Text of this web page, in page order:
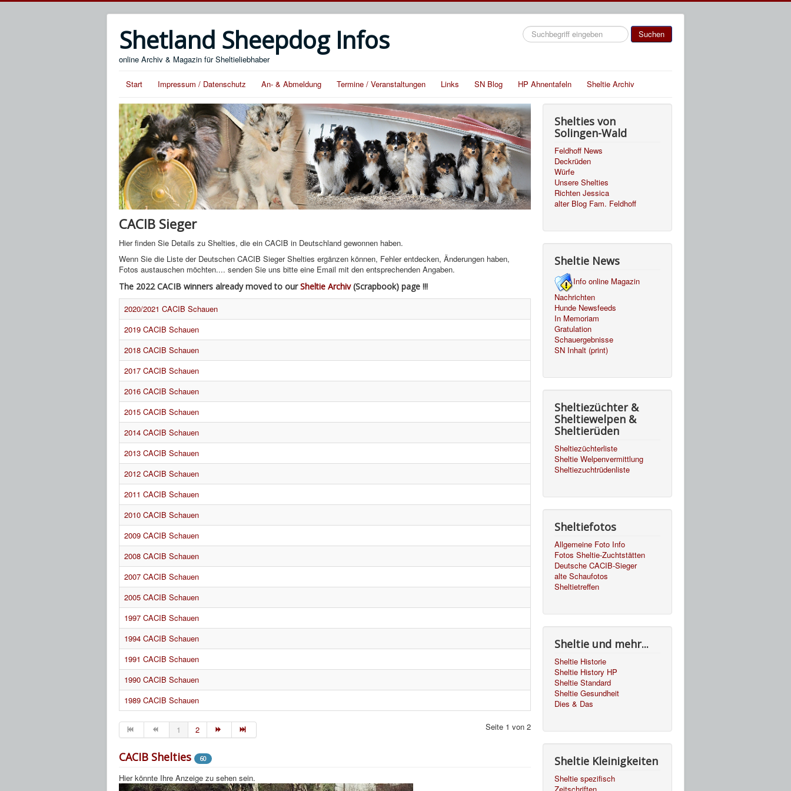
Shetland Sheepdog Infos
online Archiv & Magazin für Sheltieliebhaber
Suchen Suchen
Start Impressum / Datenschutz An- & Abmeldung Termine / Veranstaltungen Links SN Blog HP Ahnentafeln Sheltie Archiv
CACIB Sieger
Hier finden Sie Details zu Shelties, die ein CACIB in Deutschland gewonnen haben.
Wenn Sie die Liste der Deutschen CACIB Sieger Shelties ergänzen können, Fehler entdecken, Änderungen haben,
Fotos austauschen möchten.... senden Sie uns bitte eine Email mit den entsprechenden Angaben.
The 2022 CACIB winners already moved to ourSheltie Archiv(Scrapbook) page !!!
2020/2021 CACIB Schauen
2019 CACIB Schauen
2018 CACIB Schauen
2017 CACIB Schauen
2016 CACIB Schauen
2015 CACIB Schauen
2014 CACIB Schauen
2013 CACIB Schauen
2012 CACIB Schauen
2011 CACIB Schauen
2010 CACIB Schauen
2009 CACIB Schauen
2008 CACIB Schauen
2007 CACIB Schauen
2005 CACIB Schauen
1997 CACIB Schauen
1994 CACIB Schauen
1991 CACIB Schauen
1990 CACIB Schauen
1989 CACIB Schauen
Seite 1 von 2
1 2
CACIB Shelties 60
Hier könnte Ihre Anzeige zu sehen sein.
Shelties von
Solingen-Wald
Feldhoff News
Deckrüden
Würfe
Unsere Shelties
Richten Jessica
alter Blog Fam. Feldhoff
Sheltie News
Info online Magazin
Nachrichten
Hunde Newsfeeds
In Memoriam
Gratulation
Schauergebnisse
SN Inhalt (print)
Sheltiezüchter &
Sheltiewelpen &
Sheltierüden
Sheltiezüchterliste
Sheltie Welpenvermittlung
Sheltiezuchtrüdenliste
Sheltiefotos
Allgemeine Foto Info
Fotos Sheltie-Zuchtstätten
Deutsche CACIB-Sieger
alte Schaufotos
Sheltietreffen
Sheltie und mehr...
Sheltie Historie
Sheltie History HP
Sheltie Standard
Sheltie Gesundheit
Dies & Das
Sheltie Kleinigkeiten
Sheltie spezifisch